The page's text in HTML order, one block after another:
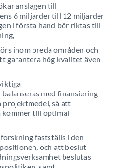
anslagen till
6 miljarder till 12 miljarder
i första hand bör riktas till
inom breda områden och
garantera hög kvalitet även
med finansiering
projektmedel, så att
till optimal
fastställs i den
och att beslut
beslutas